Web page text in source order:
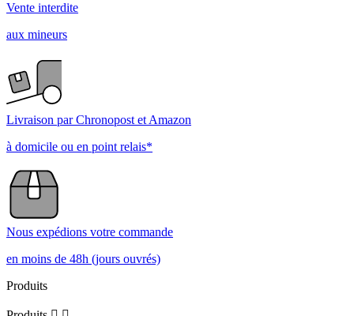
Vente interdite
aux mineurs
Livraison par Chronopost et Amazon
à domicile ou en point relais*
Nous expédions votre commande
en moins de 48h (jours ouvrés)
Produits